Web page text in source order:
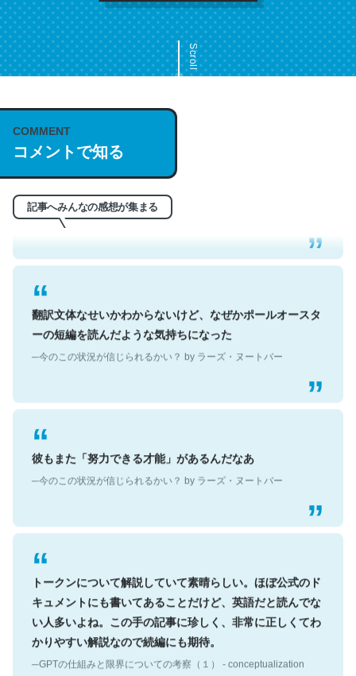
Scroll
COMMENT
コメントで知る
記事へみんなの感想が集まる
これは名文。彼はとてもクレバーなんだろうなと凄く思
う。英語少しでも読める人は原文もお勧め。自分はこの流
─今のこの状況が信じられるかい？ by ラーズ・ヌートバー
翻訳文体なせいかわからないけど、なぜかポールオースタ
ーの短編を読んだような気持ちになった
─今のこの状況が信じられるかい？ by ラーズ・ヌートバー
彼もまた「努力できる才能」があるんだなあ
─今のこの状況が信じられるかい？ by ラーズ・ヌートバー
トークンについて解説していて素晴らしい。ほぼ公式のド
キュメントにも書いてあることだけど、英語だと読んでな
い人多いよね。この手の記事に珍しく、非常に正しくてわ
かりやすい解説なので続編にも期待。
─GPTの仕組みと限界についての考察（１） - conceptualization